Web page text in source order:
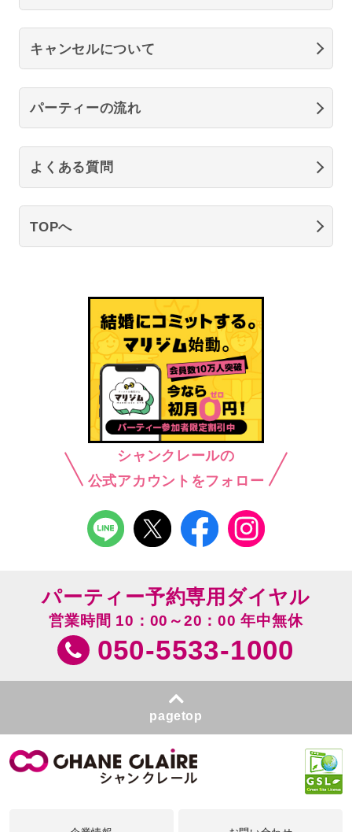
キャンセルについて
パーティーの流れ
よくある質問
TOPへ
シャンクレールの
公式アカウントをフォロー
パーティー予約専用ダイヤル
営業時間 10：00～20：00 年中無休
050-5533-1000
pagetop